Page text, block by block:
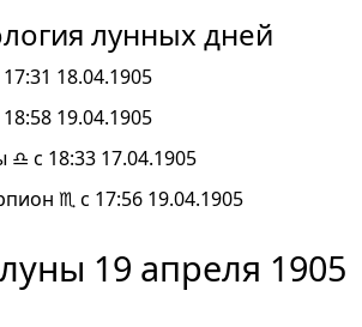
лунных дней
18.04.1905
19.04.1905
с 18:33 17.04.1905
♏ с 17:56 19.04.1905
19 апреля 1905